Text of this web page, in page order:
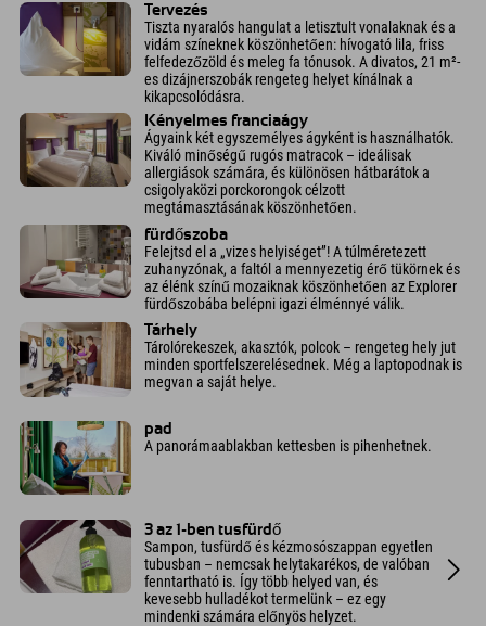
Tervezés
Tiszta nyaralós hangulat a letisztult vonalaknak és a
vidám színeknek köszönhetően: hívogató lila, friss
felfedezőzöld és meleg fa tónusok. A divatos, 21 m²-
es dizájnerszobák rengeteg helyet kínálnak a
kikapcsolódásra.
Kényelmes franciaágy
Ágyaink két egyszemélyes ágyként is használhatók.
Kiváló minőségű rugós matracok – ideálisak
allergiások számára, és különösen hátbarátok a
csigolyaközi porckorongok célzott
megtámasztásának köszönhetően.
fürdőszoba
Felejtsd el a „vizes helyiséget”! A túlméretezett
zuhanyzónak, a faltól a mennyezetig érő tükörnek és
az élénk színű mozaiknak köszönhetően az Explorer
fürdőszobába belépni igazi élménnyé válik.
Tárhely
Tárolórekeszek, akasztók, polcok – rengeteg hely jut
minden sportfelszerelésednek. Még a laptopodnak is
megvan a saját helye.
pad
A panorámaablakban kettesben is pihenhetnek.
3 az 1-ben tusfürdő
Sampon, tusfürdő és kézmosószappan egyetlen
tubusban – nemcsak helytakarékos, de valóban
fenntartható is. Így több helyed van, és
kevesebb hulladékot termelünk – ez egy
mindenki számára előnyös helyzet.